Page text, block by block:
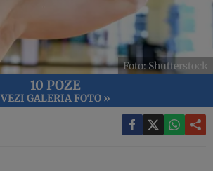
Foto: Shutterstock
10 POZE
VEZI GALERIA FOTO »